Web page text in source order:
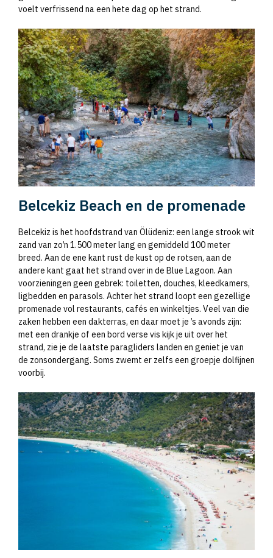
voelt verfrissend na een hete dag op het strand.
Belcekiz Beach en de promenade
Belcekiz is het hoofdstrand van Ölüdeniz: een lange strook wit
zand van zo’n 1.500 meter lang en gemiddeld 100 meter
breed. Aan de ene kant rust de kust op de rotsen, aan de
andere kant gaat het strand over in de Blue Lagoon. Aan
voorzieningen geen gebrek: toiletten, douches, kleedkamers,
ligbedden en parasols. Achter het strand loopt een gezellige
promenade vol restaurants, cafés en winkeltjes. Veel van die
zaken hebben een dakterras, en daar moet je ’s avonds zijn:
met een drankje of een bord verse vis kijk je uit over het
strand, zie je de laatste paragliders landen en geniet je van
de zonsondergang. Soms zwemt er zelfs een groepje dolfijnen
voorbij.